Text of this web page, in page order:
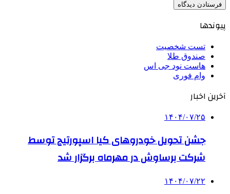
پیوندها
تست شخصیت
صندوق طلا
هاست نود جی اس
وام فوری
آخرین اخبار
۱۴۰۴/۰۷/۲۵
جشن تحویل خودروهای کیا اسپورتیج توسط
شرکت برساوش در مهرماه برگزار شد
۱۴۰۴/۰۷/۲۲